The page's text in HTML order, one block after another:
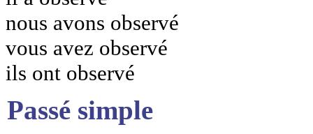
nous avons observé
vous avez observé
ils ont observé
Passé simple